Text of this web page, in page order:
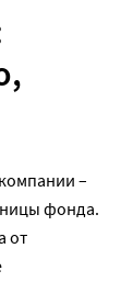
–
фонда.
от